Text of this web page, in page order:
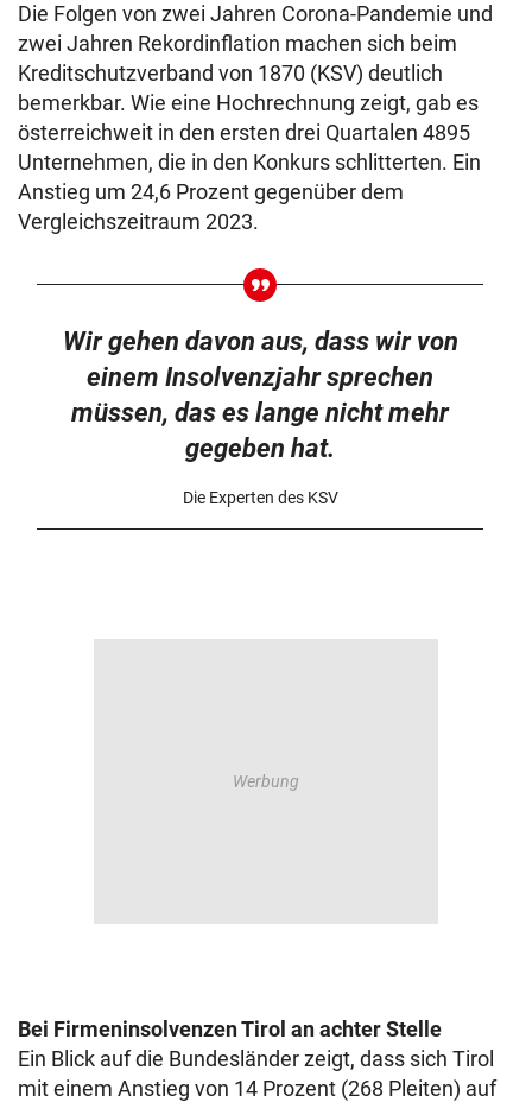
Die Folgen von zwei Jahren Corona-Pandemie und
zwei Jahren Rekordinflation machen sich beim
Kreditschutzverband von 1870 (KSV) deutlich
bemerkbar. Wie eine Hochrechnung zeigt, gab es
österreichweit in den ersten drei Quartalen 4895
Unternehmen, die in den Konkurs schlitterten. Ein
Anstieg um 24,6 Prozent gegenüber dem
Vergleichszeitraum 2023.
Wir gehen davon aus, dass wir von
einem Insolvenzjahr sprechen
müssen, das es lange nicht mehr
gegeben hat.
Die Experten des KSV
Bei Firmeninsolvenzen Tirol an achter Stelle
Ein Blick auf die Bundesländer zeigt, dass sich Tirol
mit einem Anstieg von 14 Prozent (268 Pleiten) auf